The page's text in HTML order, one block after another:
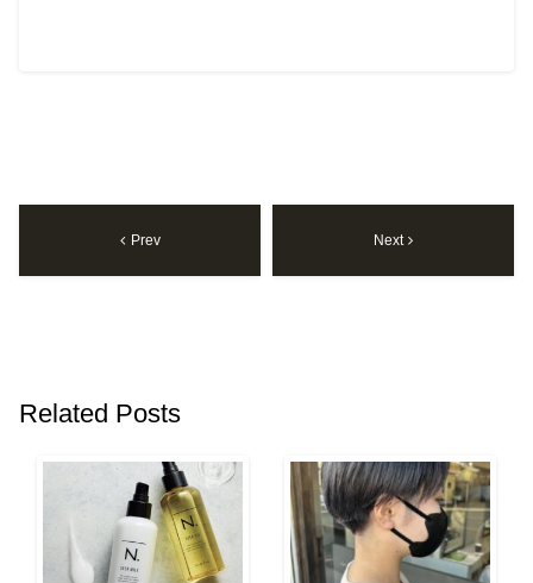
Prev Next
Related Posts